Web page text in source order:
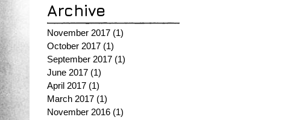
Archive
November 2017 (1)
October 2017 (1)
September 2017 (1)
June 2017 (1)
April 2017 (1)
March 2017 (1)
November 2016 (1)